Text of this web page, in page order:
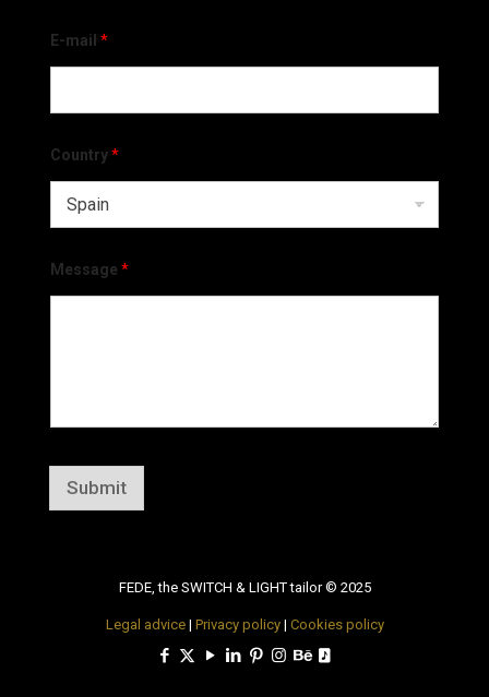
E-mail *
Country*
Message *
Submit
FEDE, the SWITCH & LIGHT tailor © 2025
Legal advice| Privacy policy| Cookies policy